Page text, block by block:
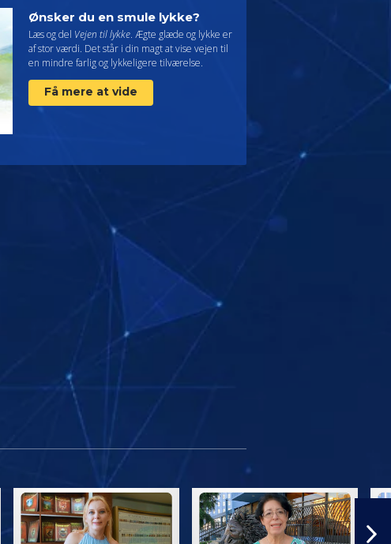
Ønsker du en smule lykke?
Læs og del Vejen til lykke. Ægte glæde og lykke er
af stor værdi. Det står i din magt at vise vejen til
en mindre farlig og lykkeligere tilværelse.
Få mere at vide